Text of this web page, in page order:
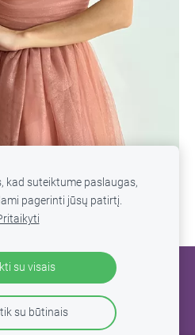
kad suteiktume paslaugas,
pagerinti jūsų patirtį.
su visais
su būtinais